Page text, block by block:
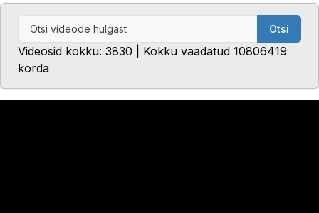
Otsi
Videosid kokku: 3830 | Kokku vaadatud 10806419
korda